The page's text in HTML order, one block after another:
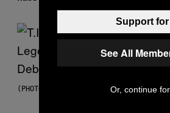
(PHOTO BY JOHNNY NUNEZ/WIREIMAGE)
Support for
See All
Or, continue